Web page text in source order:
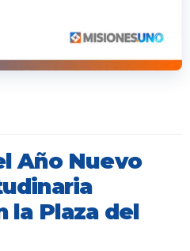
Año Nuevo
la Plaza del